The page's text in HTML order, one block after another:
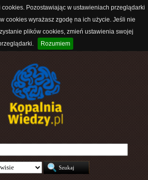
cookies. Pozostawiając w ustawieniach przeglądarki
cookies wyrażasz zgodę na ich użycie. Jeśli nie
plików cookies, zmień ustawienia swojej
Rozumiem